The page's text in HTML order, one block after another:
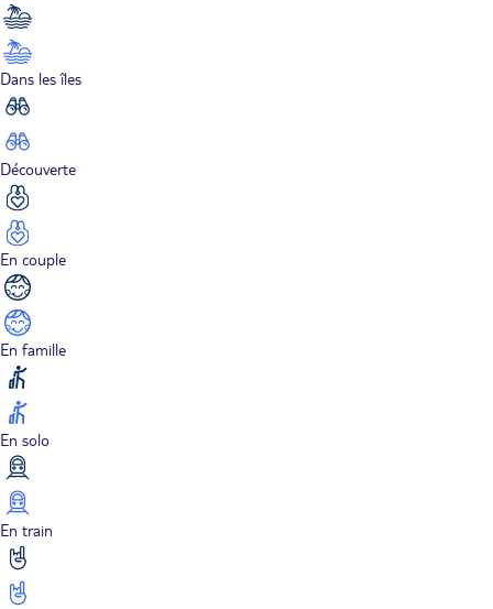
Dans les îles
Découverte
En couple
En famille
En solo
En train